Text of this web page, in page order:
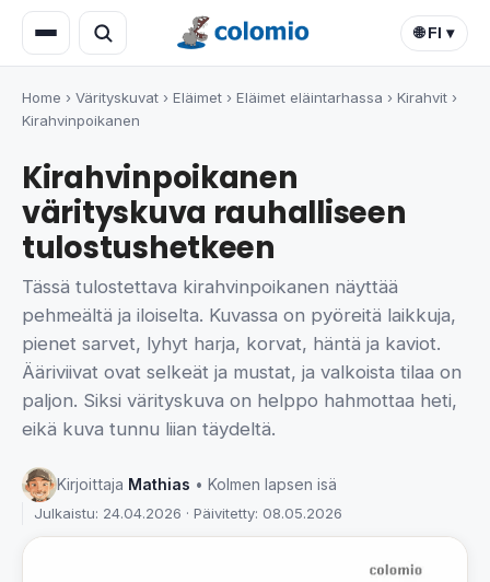
🌐 FI ▾
Home › Värityskuvat › Eläimet › Eläimet eläintarhassa › Kirahvit ›
Kirahvinpoikanen
Kirahvinpoikanen
värityskuva rauhalliseen
tulostushetkeen
Tässä tulostettava kirahvinpoikanen näyttää
pehmeältä ja iloiselta. Kuvassa on pyöreitä laikkuja,
pienet sarvet, lyhyt harja, korvat, häntä ja kaviot.
Ääriviivat ovat selkeät ja mustat, ja valkoista tilaa on
paljon. Siksi värityskuva on helppo hahmottaa heti,
eikä kuva tunnu liian täydeltä.
Kirjoittaja Mathias • Kolmen lapsen isä
Julkaistu: 24.04.2026 · Päivitetty: 08.05.2026